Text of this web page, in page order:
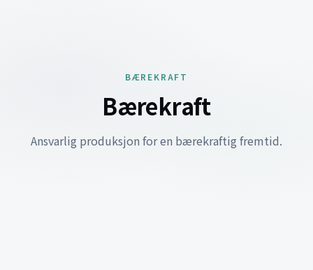
BÆREKRAFT
Bærekraft
Ansvarlig produksjon for en bærekraftig fremtid.